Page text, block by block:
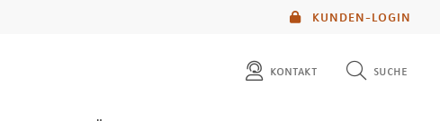
KUNDEN-LOGIN
kontakt suche